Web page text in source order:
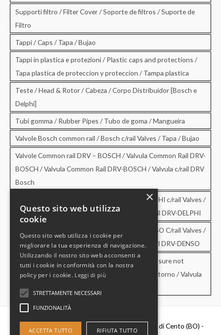
Supporti filtro / Filter Cover / Soporte de filtros / Suporte de
Filtro
Tappi / Caps / Tapa / Bujao
Tappi in plastica e protezioni / Plastic caps and protections /
Tapa plastica de proteccion y proteccion / Tampa plastica
Teste / Head & Rotor / Cabeza / Corpo Distribuidor [Bosch e
Delphi]
Tubi gomma / Rubber Pipes / Tubo de goma / Mangueira
Valvole Bosch common rail / Bosch c/rail Valves / Tapa / Bujao
Valvole Common rail DRV – BOSCH / Valvula Common Rail DRV-
BOSCH / Valvula Common Rail DRV-BOSCH / Valvula c/rail DRV
Bosch
Valvole Common rail DRV – DELPHI / DRV-DELPHI c/rail Valves /
Valvula Common Rail DRV-DELPHI / Valvula c/rail DRV-DELPHI
Valvole Common rail DRV – DENSO / DRV-DENSO C/rail Valves /
Valvula Common Rail DRV-DENSO / Valvula c/rail DRV-DENSO
Valvole di sovrapressione e di non ritorno / Pressure not
retourn Valves / Valvula de sobrepresion y no retorno / Valvula
de pressao e no retorno
Diesel Parts Srl - Via Del Fosso,2 40066 - Pieve di Cento (BO) -
×
Questo sito web utilizza
cookie
Questo sito web utilizza i cookie per
migliorare la tua esperienza di navigazione.
Utilizzando il nostro sito web acconsenti a
tutti i cookie in conformità con la nostra
policy per i cookie. Leggi di più
STRETTAMENTE NECESSARI
FUNZIONALITÀ
ACCETTA TUTTO RIFIUTA TUTTO